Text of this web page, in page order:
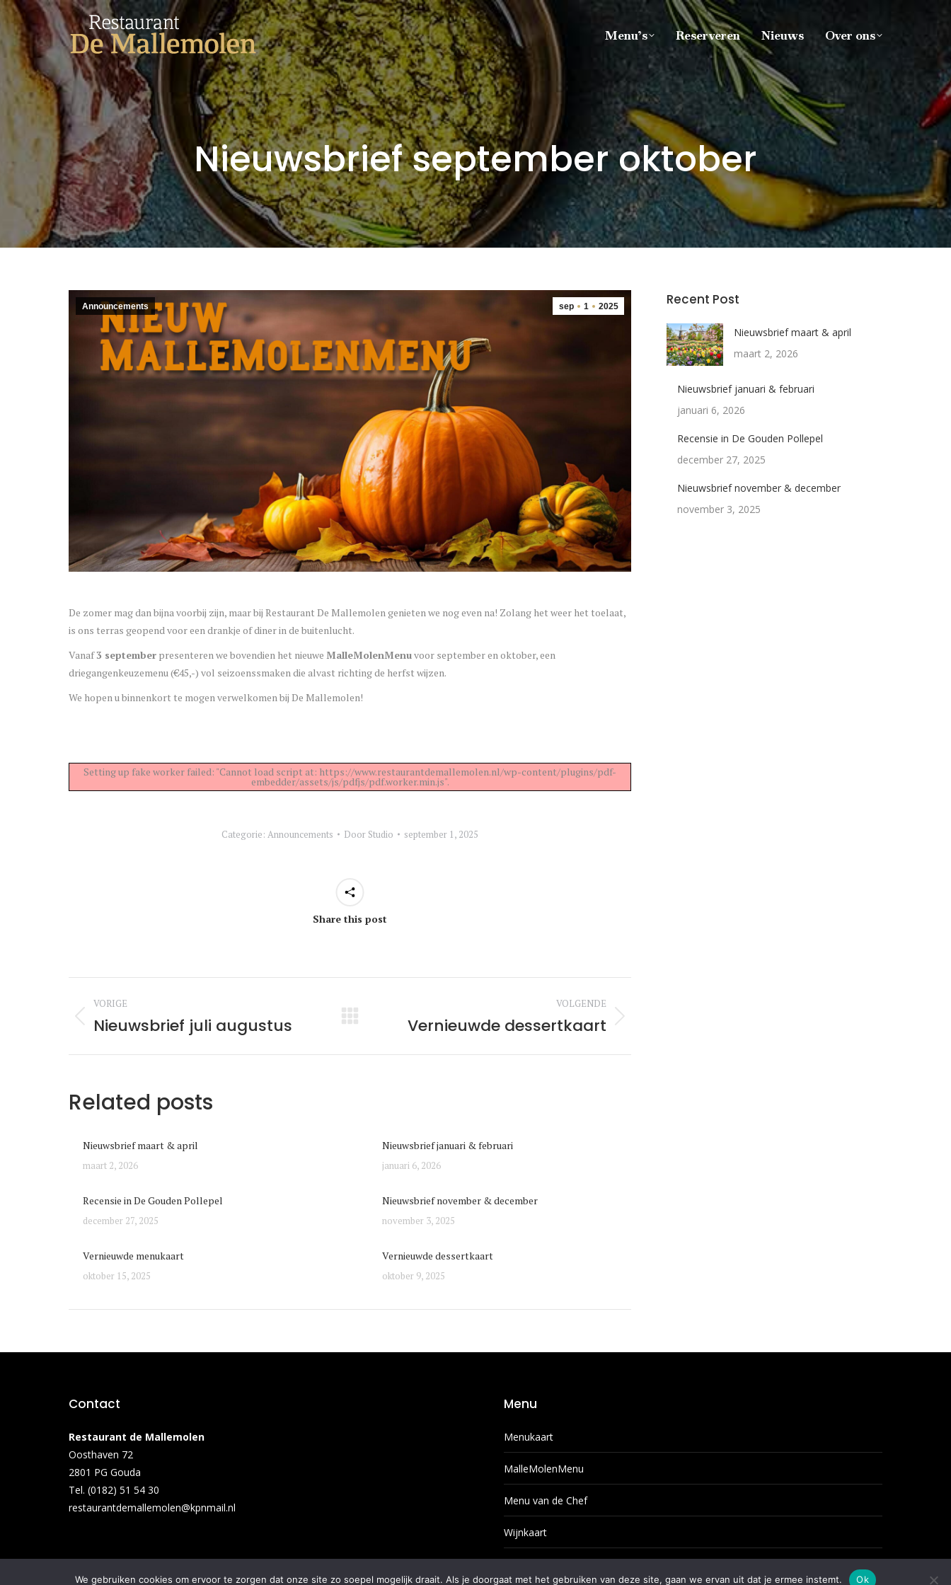
Menu’s Reserveren Nieuws Over ons
Nieuwsbrief september oktober
sep 1 2025
Announcements
De zomer mag dan bijna voorbij zijn, maar bij Restaurant De Mallemolen genieten we nog even na! Zolang het weer het toelaat,
is ons terras geopend voor een drankje of diner in de buitenlucht.
Vanaf3 september presenteren we bovendien het nieuwe MalleMolenMenuvoor september en oktober, een
driegangenkeuzemenu (€45,-) vol seizoenssmaken die alvast richting de herfst wijzen.
We hopen u binnenkort te mogen verwelkomen bij De Mallemolen!
Setting up fake worker failed: "Cannot load script at: https://www.restaurantdemallemolen.nl/wp-content/plugins/pdf-
embedder/assets/js/pdfjs/pdf.worker.min.js".
Categorie: Announcements Door Studio september 1, 2025
Share this post
Berichtnavigatie
VORIGE
Vorige
Nieuwsbrief juli augustus
VOLGENDE
VolgendeVernieuwde dessertkaart
Related posts
Nieuwsbrief maart & april
maart 2, 2026
Nieuwsbrief januari & februari
januari 6, 2026
Recensie in De Gouden Pollepel
december 27, 2025
Nieuwsbrief november & december
november 3, 2025
Vernieuwde menukaart
oktober 15, 2025
Vernieuwde dessertkaart
oktober 9, 2025
Recent Post
Nieuwsbrief maart & april
maart 2, 2026
Nieuwsbrief januari & februari
januari 6, 2026
Recensie in De Gouden Pollepel
december 27, 2025
Nieuwsbrief november & december
november 3, 2025
Contact
Restaurant de Mallemolen
Oosthaven 72
2801 PG Gouda
Tel. (0182) 51 54 30
restaurantdemallemolen@kpnmail.nl
Menu
Menukaart
MalleMolenMenu
Menu van de Chef
Wijnkaart
We gebruiken cookies om ervoor te zorgen dat onze site zo soepel mogelijk draait. Als je doorgaat met het gebruiken van deze site, gaan we ervan uit dat je ermee instemt. Ok